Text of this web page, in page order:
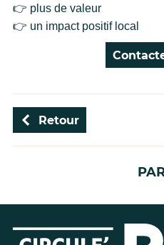
👉 plus de valeur
👉 un impact positif local
Retour